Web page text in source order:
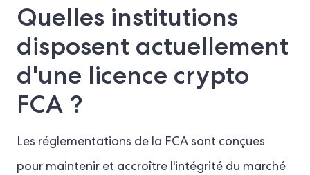
Quelles institutions
disposent actuellement
d'une licence crypto
FCA ?
Les réglementations de la FCA sont conçues
pour maintenir et accroître l'intégrité du marché